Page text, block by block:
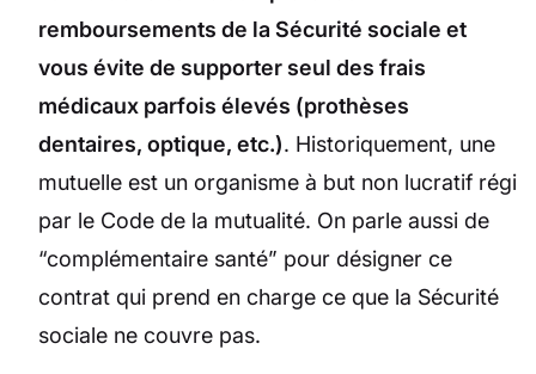
remboursements de la Sécurité sociale et
vous évite de supporter seul des frais
médicaux parfois élevés (prothèses
dentaires, optique, etc.). Historiquement, une
mutuelle est un organisme à but non lucratif régi
par le Code de la mutualité. On parle aussi de
“complémentaire santé” pour désigner ce
contrat qui prend en charge ce que la Sécurité
sociale ne couvre pas.